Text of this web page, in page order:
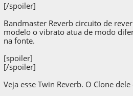
[/spoiler]
Bandmaster Reverb circuito de
modelo o vibrato atua de modo
na fonte.
[spoiler]
[/spoiler]
Veja esse Twin Reverb. O Clone